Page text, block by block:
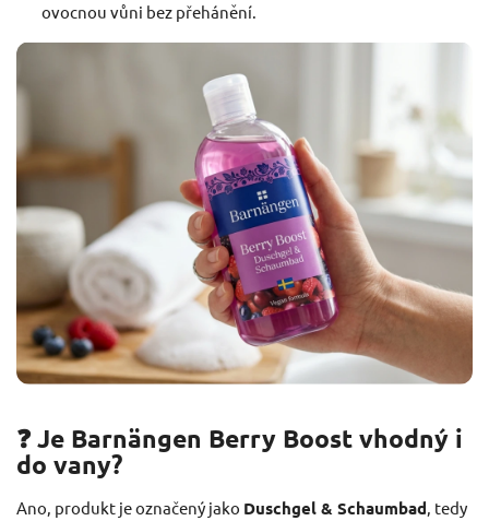
ovocnou vůni bez přehánění.
❓ Je Barnängen Berry Boost vhodný i
do vany?
Ano, produkt je označený jako Duschgel & Schaumbad , tedy